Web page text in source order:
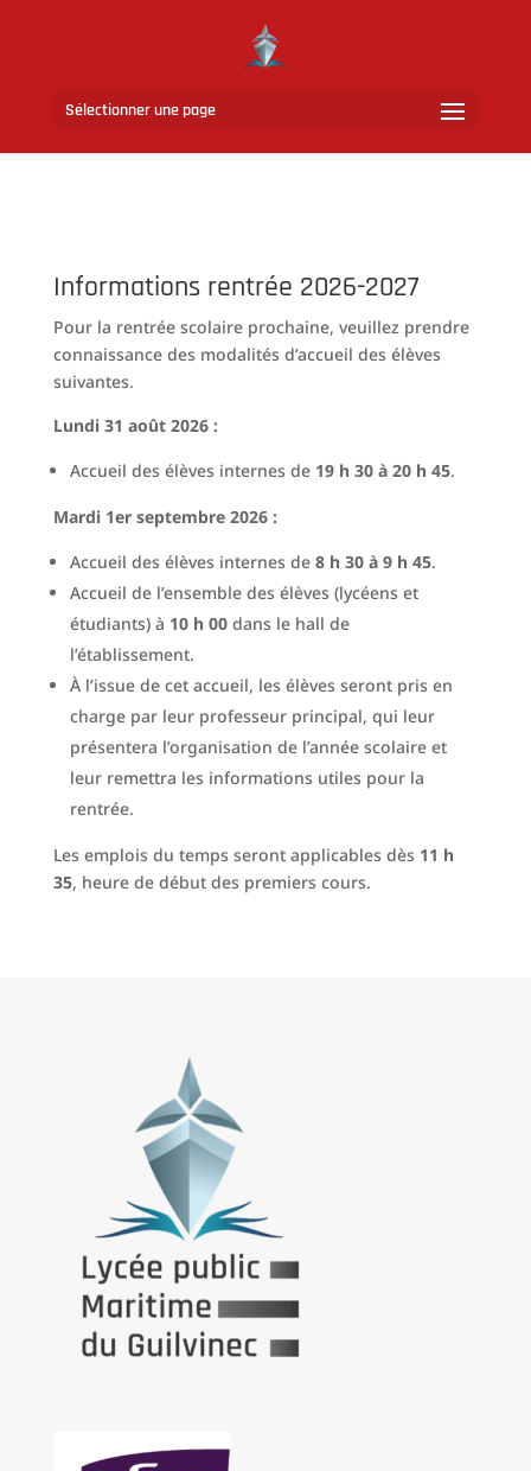
Sélectionner une page
Informations rentrée 2026-2027
Pour la rentrée scolaire prochaine, veuillez prendre
connaissance des modalités d’accueil des élèves
suivantes.
Lundi 31 août 2026 :
Accueil des élèves internes de 19 h 30 à 20 h 45.
Mardi 1er septembre 2026 :
Accueil des élèves internes de 8 h 30 à 9 h 45.
Accueil de l’ensemble des élèves (lycéens et
étudiants) à 10 h 00dans le hall de
l’établissement.
À l’issue de cet accueil, les élèves seront pris en
charge par leur professeur principal, qui leur
présentera l’organisation de l’année scolaire et
leur remettra les informations utiles pour la
rentrée.
Les emplois du temps seront applicables dès 11 h
35, heure de début des premiers cours.